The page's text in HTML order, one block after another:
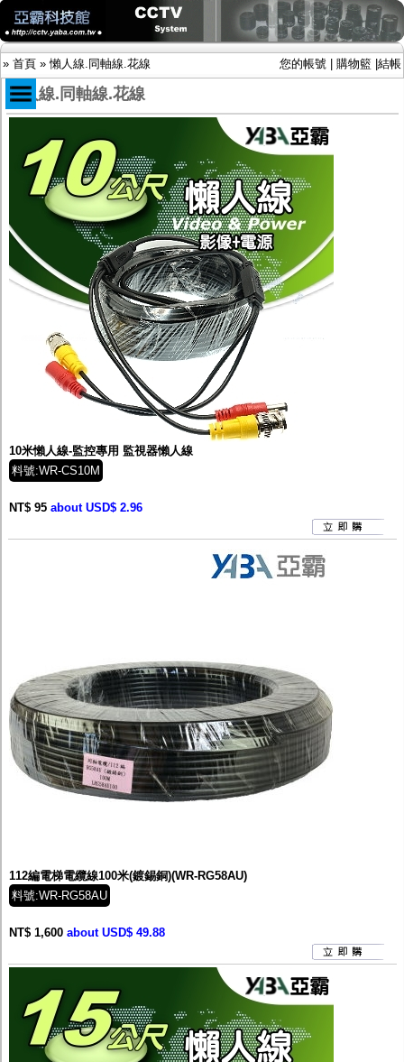
» 首頁 »懶人線.同軸線.花線 您的帳號 購物籃 結帳
商品目錄
限時促銷特惠專案
IP網路攝影機及錄放影機
AHD DVR數位錄放影機
AHD半球型(適用屋內)
AHD中小型紅外線攝影機(適用騎樓、室內外)
AHD防護罩型攝影機(適用屋外，紅外線照射
距離遠）
AHD特殊功能型攝影機
旋轉型攝影機.旋轉台
傳統高解析攝影機
鏡頭
投光設備
防護罩及支架
多路攝影機單軸傳輸
視訊轉換設備
雙絞線傳輸器
雜訊改善器
網路線用水晶頭
電腦工業機殼
客訂商品
懶人線.同軸線.花線
10米懶人線-監控專用 監視器懶人線
料號:WR-CS10M
NT$ 95 about USD$ 2.96
112編電梯電纜線100米(鍍錫銅)(WR-RG58AU)
料號:WR-RG58AU
NT$ 1,600 about USD$ 49.88